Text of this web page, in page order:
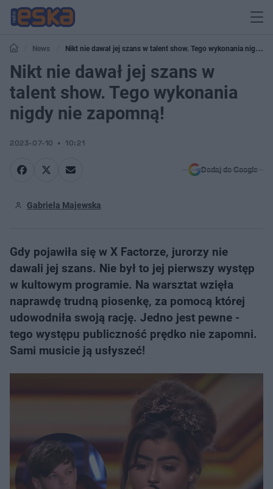
News
Nikt nie dawał jej szans w talent show. Tego wykonania nigdy
nie zapomną!
Nikt nie dawał jej szans w
talent show. Tego wykonania
nigdy nie zapomną!
2023-07-10 10:21
Dodaj do Google
Gabriela Majewska
Gdy pojawiła się w X Factorze, jurorzy nie
dawali jej szans. Nie był to jej pierwszy występ
w kultowym programie. Na warsztat wzięła
naprawdę trudną piosenkę, za pomocą której
udowodniła swoją rację. Jedno jest pewne -
tego występu publiczność prędko nie zapomni.
Sami musicie ją usłyszeć!